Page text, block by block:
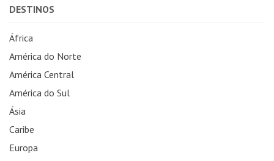
DESTINOS
África
América do Norte
América Central
América do Sul
Ásia
Caribe
Europa